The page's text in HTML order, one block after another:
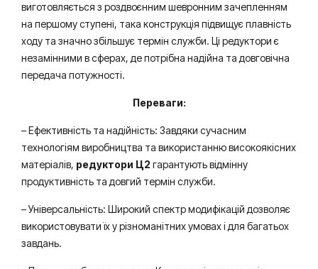
виготовляється з роздвоєнним шевронним зачепленням
на першому ступені, така конструкція підвищує плавність
ходу та значно збільшує термін служби. Ці редуктори є
незамінними в сферах, де потрібна надійна та довговічна
передача потужності.
Переваги:
– Ефективність та надійність: Завдяки сучасним
технологіям виробництва та використанню високоякісних
матеріалів, редуктори Ц2 гарантують відмінну
продуктивність та довгий термін служби.
– Універсальність: Широкий спектр модифікацій дозволяє
використовувати їх у різноманітних умовах і для багатьох
завдань.